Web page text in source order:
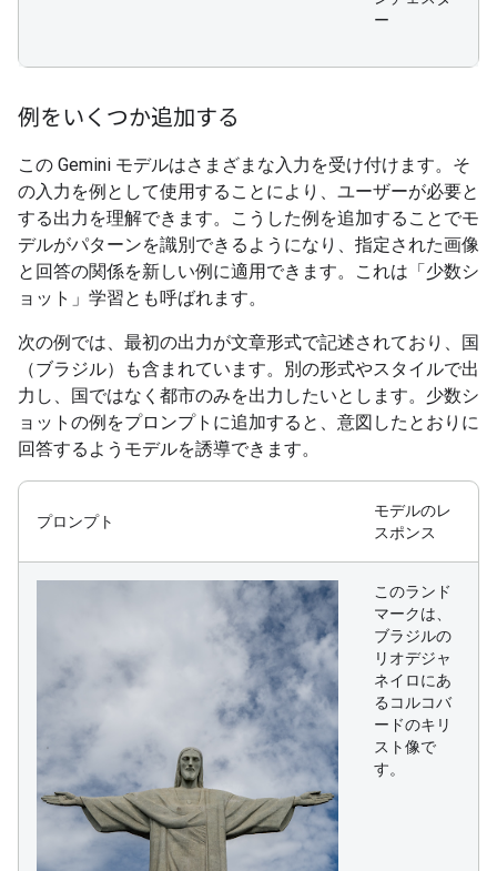
ー
例をいくつか追加する
この Gemini モデルはさまざまな入力を受け付けます。そ
の入力を例として使用することにより、ユーザーが必要と
する出力を理解できます。こうした例を追加することでモ
デルがパターンを識別できるようになり、指定された画像
と回答の関係を新しい例に適用できます。これは「少数シ
ョット」学習とも呼ばれます。
次の例では、最初の出力が文章形式で記述されており、国
（ブラジル）も含まれています。別の形式やスタイルで出
力し、国ではなく都市のみを出力したいとします。少数シ
ョットの例をプロンプトに追加すると、意図したとおりに
回答するようモデルを誘導できます。
プロンプト
モデルのレ
スポンス
このランド
マークは、
ブラジルの
リオデジャ
ネイロにあ
るコルコバ
ードのキリ
スト像で
す。